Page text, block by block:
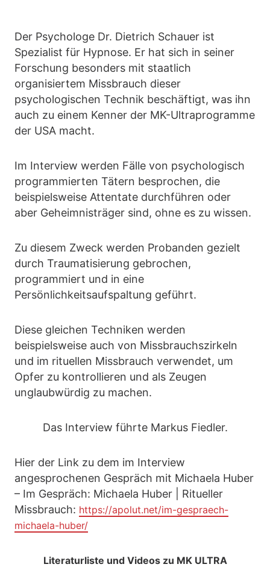
Der Psychologe Dr. Dietrich Schauer ist
Spezialist für Hypnose. Er hat sich in seiner
Forschung besonders mit staatlich
organisiertem Missbrauch dieser
psychologischen Technik beschäftigt, was ihn
auch zu einem Kenner der MK-Ultraprogramme
der USA macht.
Im Interview werden Fälle von psychologisch
programmierten Tätern besprochen, die
beispielsweise Attentate durchführen oder
aber Geheimnisträger sind, ohne es zu wissen.
Zu diesem Zweck werden Probanden gezielt
durch Traumatisierung gebrochen,
programmiert und in eine
Persönlichkeitsaufspaltung geführt.
Diese gleichen Techniken werden
beispielsweise auch von Missbrauchszirkeln
und im rituellen Missbrauch verwendet, um
Opfer zu kontrollieren und als Zeugen
unglaubwürdig zu machen.
Das Interview führte Markus Fiedler.
Hier der Link zu dem im Interview
angesprochenen Gespräch mit Michaela Huber
– Im Gespräch: Michaela Huber | Ritueller
Missbrauch: https://apolut.net/im-gespraech-
michaela-huber/
Literaturliste und Videos zu MK ULTRA